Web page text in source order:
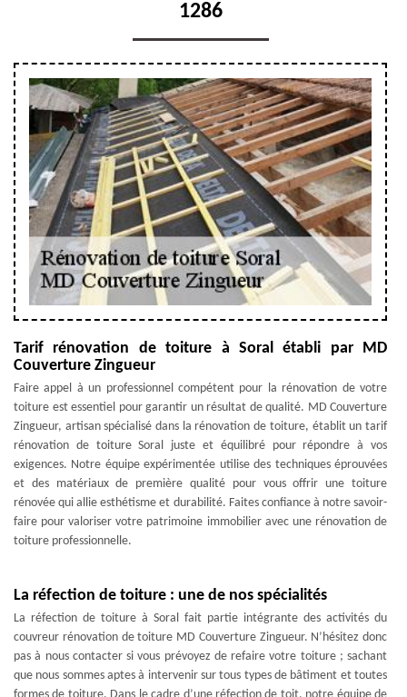
1286
Tarif rénovation de toiture à Soral établi par MD
Couverture Zingueur
Faire appel à un professionnel compétent pour la rénovation de votre
toiture est essentiel pour garantir un résultat de qualité. MD Couverture
Zingueur, artisan spécialisé dans la rénovation de toiture, établit un tarif
rénovation de toiture Soral juste et équilibré pour répondre à vos
exigences. Notre équipe expérimentée utilise des techniques éprouvées
et des matériaux de première qualité pour vous offrir une toiture
rénovée qui allie esthétisme et durabilité. Faites confiance à notre savoir-
faire pour valoriser votre patrimoine immobilier avec une rénovation de
toiture professionnelle.
La réfection de toiture : une de nos spécialités
La réfection de toiture à Soral fait partie intégrante des activités du
couvreur rénovation de toiture MD Couverture Zingueur. N’hésitez donc
pas à nous contacter si vous prévoyez de refaire votre toiture ; sachant
que nous sommes aptes à intervenir sur tous types de bâtiment et toutes